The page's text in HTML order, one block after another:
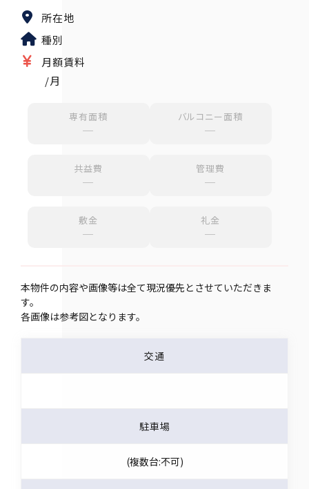
所在地
種別
月額賃料
/月
専有面積
─
バルコニー面積
─
共益費
─
管理費
─
敷金
─
礼金
─
本物件の内容や画像等は全て現況優先とさせていただきま
す。
各画像は参考図となります。
交通
駐車場
(複数台:不可)